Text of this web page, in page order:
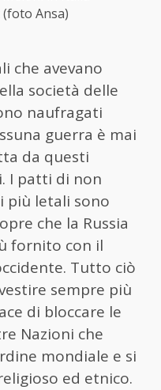
Ansa)
che avevano
società delle
naufragati
guerra è mai
da questi
I patti di non
più letali sono
che la Russia
fornito con il
Tutto ciò
sempre più
di bloccare le
Nazioni che
mondiale e si
ed etnico.